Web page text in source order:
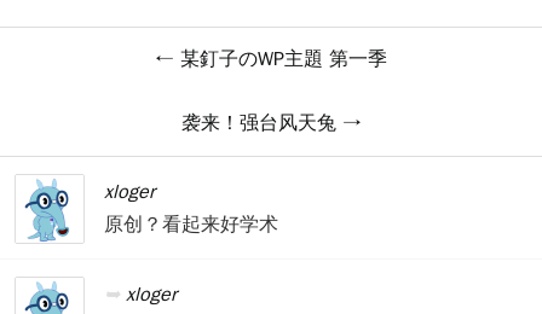
某釘子のWP主題 第一季
袭来！强台风天兔
xloger
原创？看起来好学术
xloger